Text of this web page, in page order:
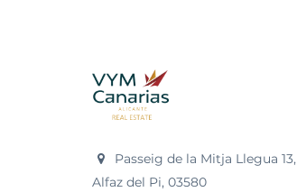
Passeig de la Mitja Llegua 13,
Alfaz del Pi, 03580